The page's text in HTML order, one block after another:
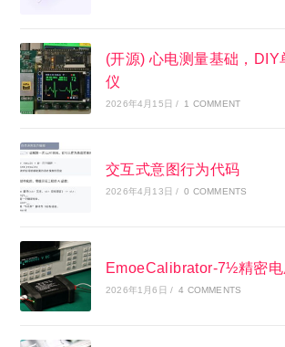
(开源) 心电测量基础，DIY
仪
2026年4月15日 / 1 COMMENT
交互式意图行为代码
2026年4月13日 / 0 COMMENTS
EmoeCalibrator-7½精密电
2026年1月6日 / 4 COMMENTS